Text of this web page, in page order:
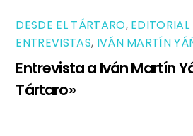
DESDE EL TÁRTARO, EDITORIAL
ENTREVISTAS, IVÁN MARTÍN
Entrevista a Iván Martín
Tártaro»